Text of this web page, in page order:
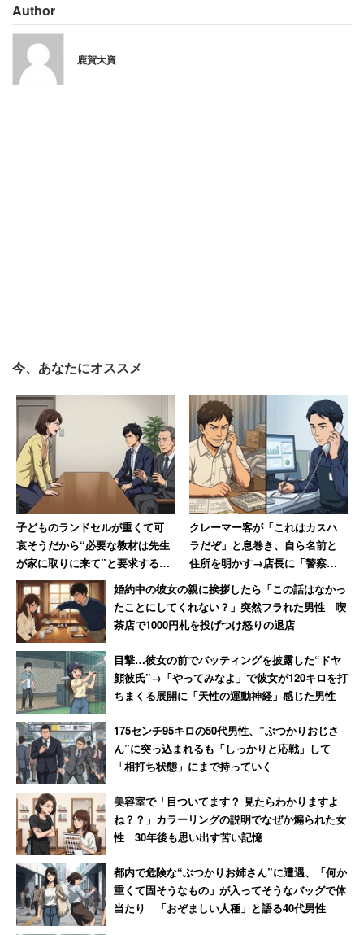
まで独身だからだろう。愛知県で専門職として年収700万
円という40代男性は、前述の投稿とは対照的な内容を書い
ている。小学校低学年の子どもを抱えており、「生活に余
裕などまったくありません」という。
ん。それに、この年で子どもと歩いていると、行き
交う人から『可愛いお孫さんね』と言われることも
苦痛です」
「長男の塾代は月3万円。自分の小遣いはタバ
コとコーヒー代に2万円」
神奈川県の50代男性は、エンジニアとして年収700万円を
得ている。中学3年生と小学6年生の育ち盛りな男児2人を
抱える、4人世帯の大黒柱だ。一家は、快適な全館空調シ
ステムとオール電化が備わるマイホームで暮らしていると
いう。
「住宅ローンは年140万円です。でも太陽光発電を
使っているため、水道光熱費が年20万円ほどで済ん
でいます」
それ以外の主な年間出費額については、
「生命保険と学資保険で50万円です。私は持病持ち
で、その医療費が20万円以上です」
Author
鹿賀大資
今、あなたにオススメ
子どものランドセルが重くて可
哀そうだから“必要な教材は先生
が家に取りに来て”と要求する保
護者 担任が断ると校長室まで
乗り込む事態に
クレーマー客が「これはカスハ
ラだぞ」と息巻き、自ら名前と
住所を明かす→店長に「警察に
相談します」と撃退される
婚約中の彼女の親に挨拶したら「この話はなかっ
たことにしてくれない？」突然フラれた男性 喫
茶店で1000円札を投げつけ怒りの退店
目撃…彼女の前でバッティングを披露した“ドヤ
顔彼氏”→「やってみなよ」で彼女が120キロを打
ちまくる展開に「天性の運動神経」感じた男性
175センチ95キロの50代男性、”ぶつかりおじさ
ん”に突っ込まれるも「しっかりと応戦」して
「相打ち状態」にまで持っていく
美容室で「目ついてます？ 見たらわかりますよ
ね？？」カラーリングの説明でなぜか煽られた女
性 30年後も思い出す苦い記憶
都内で危険な“ぶつかりお姉さん”に遭遇、「何か
重くて固そうなもの」が入ってそうなバッグで体
当たり 「おぞましい人種」と語る40代男性